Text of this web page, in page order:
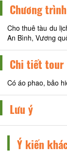
Chương
Cho thuê tàu du
An Bình, Vương
Chi tiết tour
Có áo phao, bảo
Lưu ý
Ý kiến